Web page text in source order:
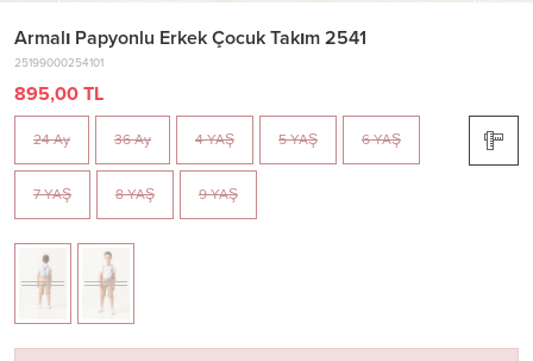
Armalı Papyonlu Erkek Çocuk Takım 2541
25199000254101
895,00 TL
24 Ay 36 Ay 4 YAŞ 5 YAŞ 6 YAŞ
7 YAŞ 8 YAŞ 9 YAŞ